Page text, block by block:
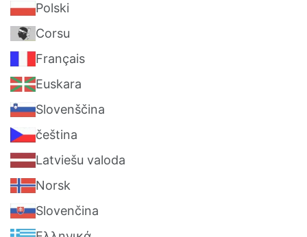
Polski
Corsu
Français
Euskara
Slovenščina
čeština
Latviešu valoda‎
Norsk
Slovenčina